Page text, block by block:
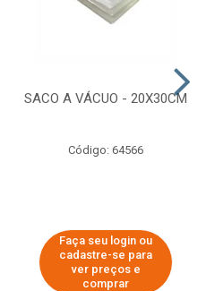
SACO A VÁCUO - 20X30CM
Código: 64566
Faça seu login ou
cadastre-se para
ver preços e
comprar